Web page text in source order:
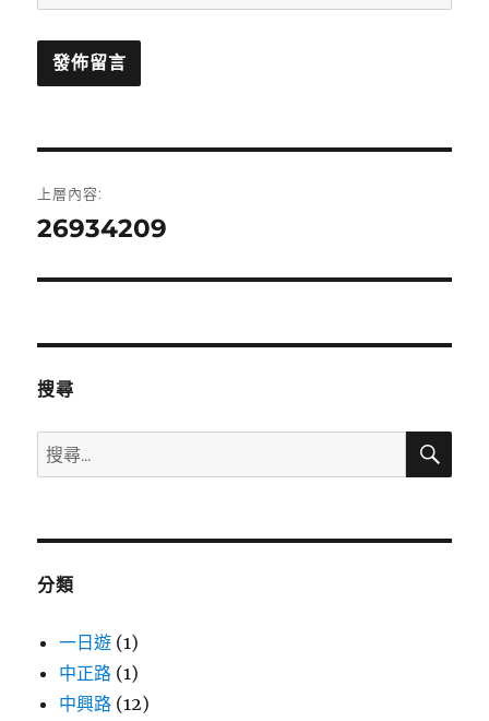
章
上層內容:
26934209
搜尋
搜
尋
鍵
搜
分類
一日遊 (1)
中正路 (1)
中興路 (12)